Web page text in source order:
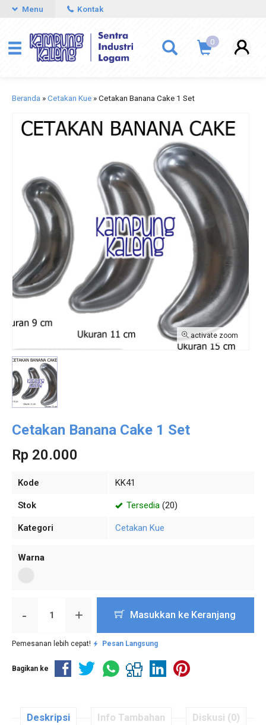
Menu Kontak
0
Beranda »Cetakan Kue »Cetakan Banana Cake 1 Set
activate zoom
Cetakan Banana Cake 1 Set
Rp 20.000
Kode KK41
Stok Tersedia (20)
Kategori Cetakan Kue
Warna
- + Masukkan ke Keranjang
Pemesanan lebih cepat! Pesan Langsung
Bagikan ke
Deskripsi Info Tambahan Diskusi (0)